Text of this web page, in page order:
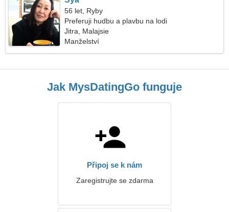
56 let, Ryby
Preferuji hudbu a plavbu na lodi
Jitra, Malajsie
Manželství
Jak MysDatingGo funguje
Připoj se k nám
Zaregistrujte se zdarma